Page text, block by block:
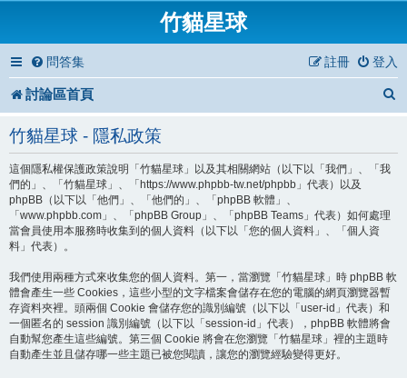
竹貓星球
問答集 登入
註冊
討論區首頁
竹貓星球 - 隱私政策
這個隱私權保護政策說明「竹貓星球」以及其相關網站（以下以「我們」、「我
們的」、「竹貓星球」、「https://www.phpbb-tw.net/phpbb」代表）以及
phpBB（以下以「他們」、「他們的」、「phpBB 軟體」、
「www.phpbb.com」、「phpBB Group」、「phpBB Teams」代表）如何處理
當會員使用本服務時收集到的個人資料（以下以「您的個人資料」、「個人資
料」代表）。
我們使用兩種方式來收集您的個人資料。第一，當瀏覽「竹貓星球」時 phpBB 軟
體會產生一些 Cookies，這些小型的文字檔案會儲存在您的電腦的網頁瀏覽器暫
存資料夾裡。頭兩個 Cookie 會儲存您的識別編號（以下以「user-id」代表）和
一個匿名的 session 識別編號（以下以「session-id」代表），phpBB 軟體將會
自動幫您產生這些編號。第三個 Cookie 將會在您瀏覽「竹貓星球」裡的主題時
自動產生並且儲存哪一些主題已被您閱讀，讓您的瀏覽經驗變得更好。